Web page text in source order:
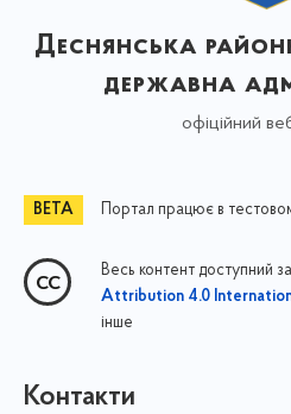
Деснянська
державна
офіційний
Портал працює в
Весь контент доступний
Attribution 4.0
інше
Контакти